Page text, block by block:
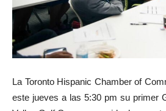
La Toronto Hispanic Chamber of
este jueves a las 5:30 pm su primer